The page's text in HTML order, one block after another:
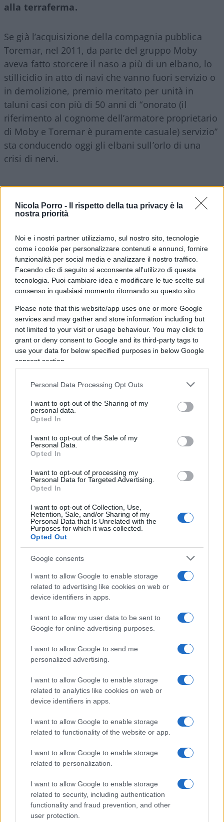
Nicola Porro -
Il rispetto della tua privacy è la
nostra priorità
Noi e i nostri partner utilizziamo, sul nostro sito, tecnologie
come i cookie per personalizzare contenuti e annunci, fornire
funzionalità per social media e analizzare il nostro traffico.
Facendo clic di seguito si acconsente all'utilizzo di questa
tecnologia. Puoi cambiare idea e modificare le tue scelte sul
consenso in qualsiasi momento ritornando su questo sito
Please note that this website/app uses one or more Google
services and may gather and store information including but
not limited to your visit or usage behaviour. You may click to
grant or deny consent to Google and its third-party tags to
use your data for below specified purposes in below Google
consent section.
Personal Data Processing Opt Outs
I want to opt-out of the Sharing of my
personal data.
Opted In
I want to opt-out of the Sale of my
Personal Data.
Opted In
I want to opt-out of processing my
Personal Data for Targeted Advertising.
Opted In
I want to opt-out of Collection, Use,
Retention, Sale, and/or Sharing of my
Personal Data that Is Unrelated with the
Purposes for which it was collected.
Opted Out
Google consents
I want to allow Google to enable storage
related to advertising like cookies on web or
device identifiers in apps.
I want to allow my user data to be sent to
Google for online advertising purposes.
I want to allow Google to send me
personalized advertising.
I want to allow Google to enable storage
related to analytics like cookies on web or
device identifiers in apps.
I want to allow Google to enable storage
related to functionality of the website or app.
I want to allow Google to enable storage
related to personalization.
I want to allow Google to enable storage
related to security, including authentication
functionality and fraud prevention, and other
user protection.
alla terraferma.
Se già l’acquisizione della compagnia pubblica
Toremar, nel 2011, da parte del gruppo Moby
aveva fatto storcere il naso a più di un elbano, lo
stillicidio in atto di navi che vanno fuori servizio o
in demolizione, premio meritato per unità in
taluni casi con più di 50 anni di “onorato (il
riferimento al cognome dell’armatore proprietario
di Moby e Toremar è puramente casuale) servizio”
sta conducendo oggi gli elbani sull’orlo di una
crisi di nervi.
A turbare i loro sonni contribuisce anche
l’assessore ai Trasporti della Regione Toscana,
regionale, per rispondere al fuoco di fila delle
opposizioni, ha preannunciato una possibile
proroga della Convenzione a Toremar (che è di
Moby), a fronte di una probabile riduzione delle
corse complessive fra Portoferraio e Piombino.
“Sale sulle ferite”, visto che le corse fra isola e
terraferma sono già crollate quest’anno da 23
a 14 al giornoe che di fatto Moby ha dismesso
molte delle sue navi impegnate nei collegamenti
dell’arcipelago Toscano fra cui Moby Ale, Giraglia,
Bastia tutte destinate alla demolizione.
Anche Corsica ferries avrebbe annunciato la
rinuncia all’Elba e secondo voci insistenti la sua
nave “Freccia gialla” sarebbe pronta a passare di
mano e entrare nella flotta di Blue Navy.
genovese diLuigi Negri e alla Caronte Tourist
dell’armatore Morace
albergatori e soci elbani) e che avrebbe già
firmato una opzione per l’acquisto di un’altra nave
della flotta Corsica ferries, il mezzo veloce “Elba
Express”.
La convenzione della Regione Toscana garantiva ai
residenti uno sconto del 50% sul biglietto e alcuni
posti comunque riservati sulle navi impiegate
sulle rotte dell’Arcipelago toscano. In cambio di
un contributo Toremar (e quindi Moby) dovevano
far fronte a obblighi di servizio anche in stagione
due compagnie della famiglia Onorato, oggi
pesantemente partecipate da MSC – genererebbe
continuano a ridursi,i posti riservati ai
residenti scompaiono, si prospettano rischi per
gli approvvigionamenti agli esercizi
commerciali e persino per l’assistenza
sanitaria ai residenti . Mentre si continua a